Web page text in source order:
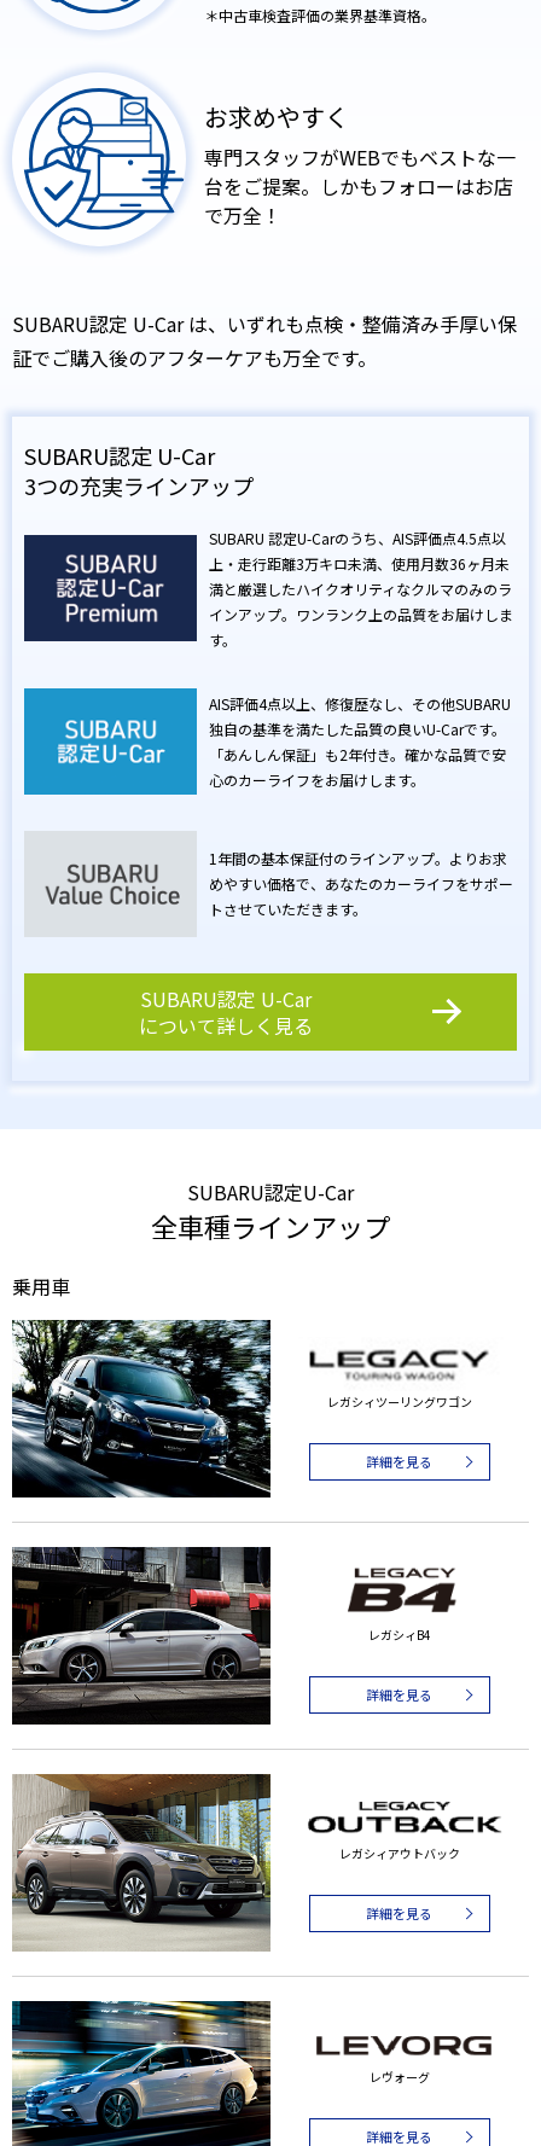
＊中古車検査評価の業界基準資格。
お求めやすく
専門スタッフがWEBでもベストな一
台をご提案。 しかもフォローはお店
で万全！
SUBARU認定 U-Car は、いずれも点検・整備済み手厚い保
証でご購入後のアフターケアも万全です。
SUBARU認定 U-Car
3つの充実ラインアップ
SUBARU 認定U-Carのうち、AIS評価点4.5点以
上・走行距離3万キロ未満、 使用月数36ヶ月未
満と厳選したハイクオリティなクルマのみのラ
インアップ。 ワンランク上の品質をお届けしま
す。
AIS評価4点以上、修復歴なし、その他SUBARU
独自の基準を満たした品質の良いU-Carです。
「あんしん保証」も2年付き。 確かな品質で安
心のカーライフをお届けします。
1年間の基本保証付のラインアップ。 よりお求
めやすい価格で、あなたのカーライフをサポー
トさせていただきます。
SUBARU認定 U-Car
について詳しく見る
SUBARU認定U-Car
全車種ラインアップ
乗用車
レガシィツーリングワゴン
詳細を見る
レガシィB4
詳細を見る
レガシィアウトバック
詳細を見る
レヴォーグ
詳細を見る